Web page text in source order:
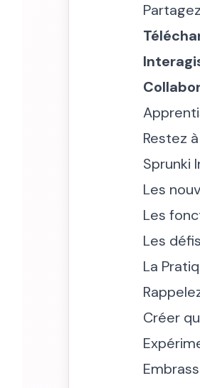
Restez
Sprunki
Les
Les
Les
La
Créer